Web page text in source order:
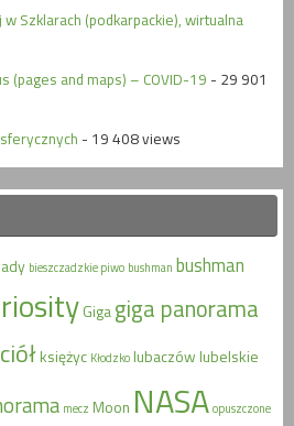
Szklarach (podkarpackie), wirtualna
(pages and maps) – COVID-19 - 29 901
- 19 408 views
bieszczadzkie piwo bushman bushman
Gigagiga panorama
księżyc Kłodzkolubaczówlubelskie
mecz Moon NASAopuszczone